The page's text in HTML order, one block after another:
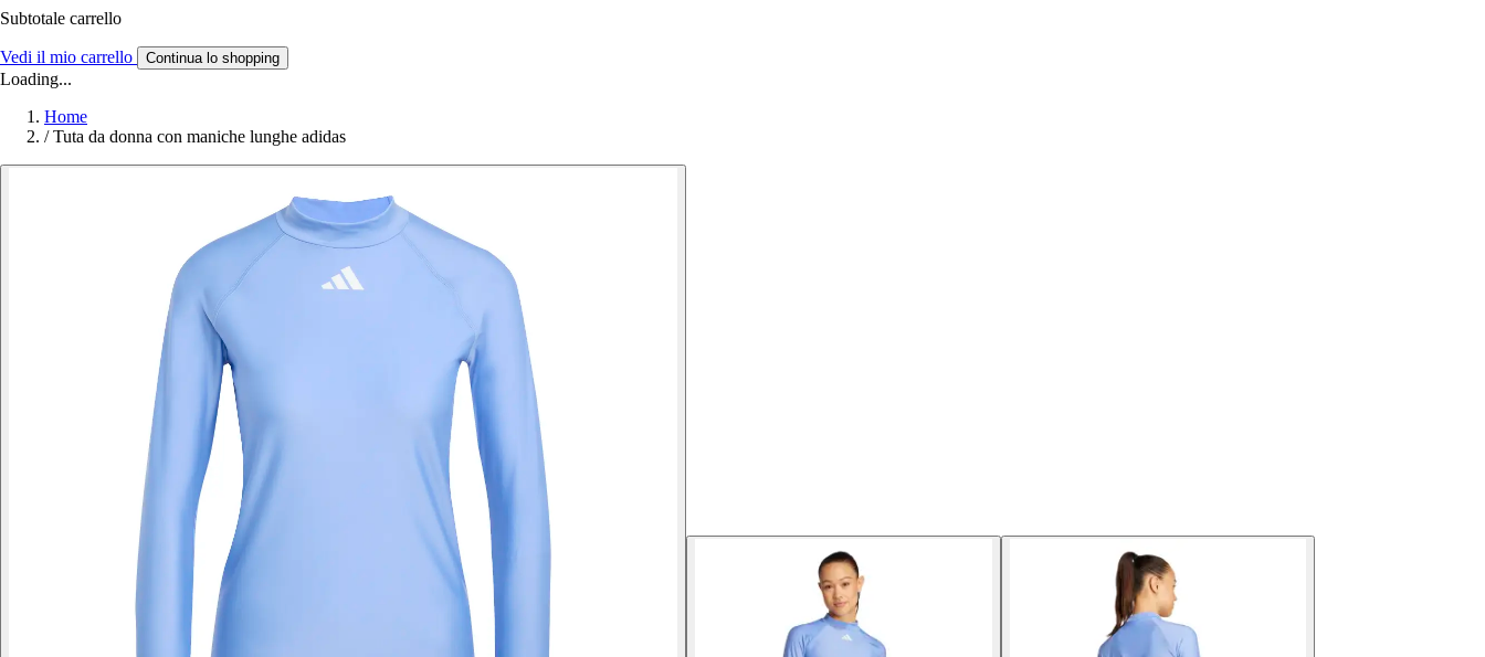
Subtotale carrello
Vedi il mio carrello Continua lo shopping
Loading...
Home
/ Tuta da donna con maniche lunghe adidas